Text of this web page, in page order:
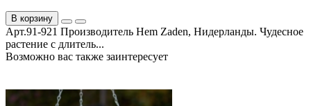
В корзину
Арт.91-921 Производитель Hem Zaden, Нидерланды. Чудесное
растение с длитель...
Возможно вас также заинтересует